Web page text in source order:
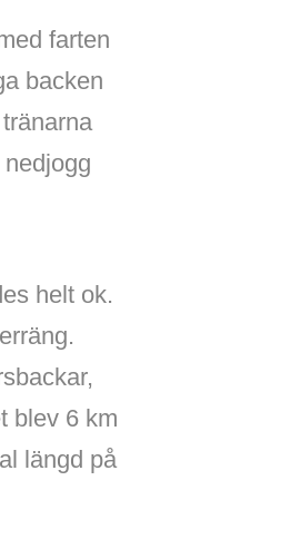
farten
backen
helt ok.
blev 6 km
längd på